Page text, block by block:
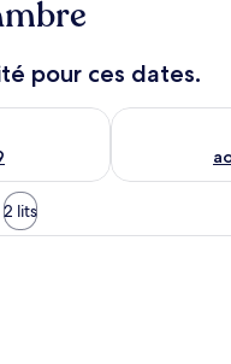
pour ces dates.
ce soir août 8 - août 9
Vérifier la
2 lits
Une chambre d’hôtel avec